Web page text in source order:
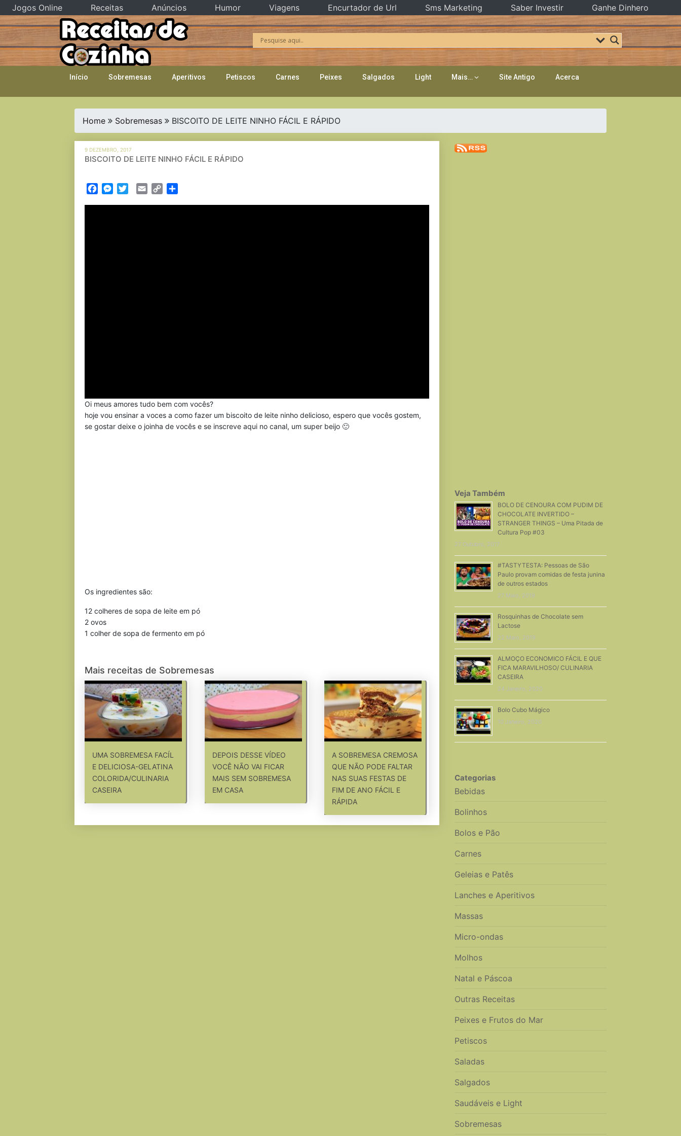
Skip
to
content
Início Sobremesas Aperitivos Petiscos Carnes Peixes Salgados Light Mais… Site Antigo Acerca
Home Sobremesas BISCOITO DE LEITE NINHO FÁCIL E RÁPIDO
9 DEZEMBRO, 2017
BISCOITO DE LEITE NINHO FÁCIL E RÁPIDO
FacebookMessenger
TwitterEmail Copy
Oi meus amores tudo bem com vocês?
hoje vou ensinar a voces a como fazer um biscoito de leite ninho delicioso, espero que vocês gostem,
se gostar deixe o joinha de vocês e se inscreve aqui no canal, um super beijo 🙂
Os ingredientes são:
12 colheres de sopa de leite em pó
2 ovos
1 colher de sopa de fermento em pó
Mais receitas de Sobremesas
UMA SOBREMESA FACÍL
E DELICIOSA-GELATINA
COLORIDA/CULINARIA
CASEIRA
DEPOIS DESSE VÍDEO
VOCÊ NÃO VAI FICAR
MAIS SEM SOBREMESA
EM CASA
A SOBREMESA CREMOSA
QUE NÃO PODE FALTAR
NAS SUAS FESTAS DE
FIM DE ANO FÁCIL E
RÁPIDA
Veja Também
BOLO DE CENOURA COM PUDIM DE
CHOCOLATE INVERTIDO –
STRANGER THINGS – Uma Pitada de
Cultura Pop #03
27 Outubro, 2017
#TASTYTESTA: Pessoas de São
Paulo provam comidas de festa junina
de outros estados
27 Maio, 2019
Rosquinhas de Chocolate sem
Lactose
22 Maio, 2019
ALMOÇO ECONOMICO FÁCIL E QUE
FICA MARAVILHOSO/ CULINARIA
CASEIRA
24 Janeiro, 2020
Bolo Cubo Mágico
10 Janeiro, 2020
Categorias
Bebidas
Bolinhos
Bolos e Pão
Carnes
Geleias e Patês
Lanches e Aperitivos
Massas
Micro-ondas
Molhos
Natal e Páscoa
Outras Receitas
Peixes e Frutos do Mar
Petiscos
Saladas
Salgados
Saudáveis e Light
Sobremesas
Jogos Online Receitas Anúncios Humor Viagens Encurtador de Url Sms Marketing Saber Investir Ganhe Dinhero